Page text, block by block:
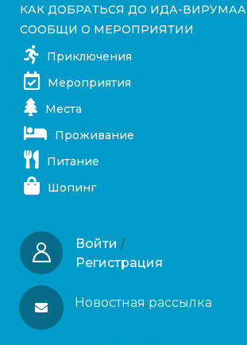
КАК ДОБРАТЬСЯ ДО ИДА-ВИРУМАА
СООБЩИ О МЕРОПРИЯТИИ
Приключения
Мероприятия
Места
Проживание
Питание
Шопинг
Войти /
Регистрация
Новостная рассылка